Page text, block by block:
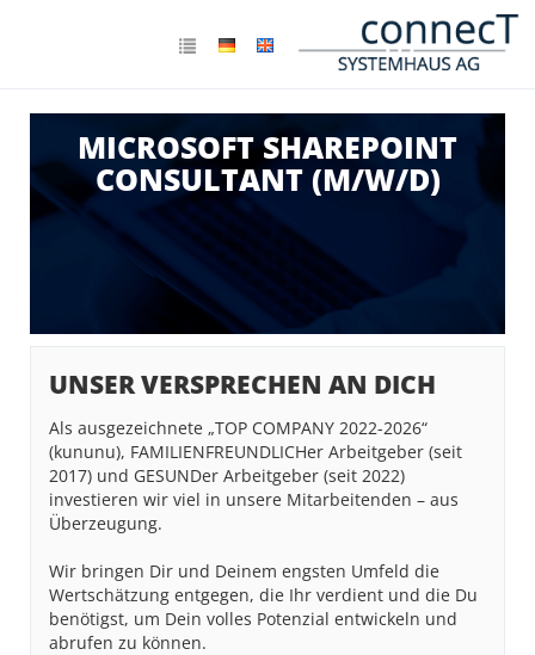
MICROSOFT SHAREPOINT
CONSULTANT (M/W/D)
UNSER VERSPRECHEN AN DICH
Als ausgezeichnete „TOP COMPANY 2022-2026“
(kununu), FAMILIENFREUNDLICHer Arbeitgeber (seit
2017) und GESUNDer Arbeitgeber (seit 2022)
investieren wir viel in unsere Mitarbeitenden – aus
Überzeugung.
Wir bringen Dir und Deinem engsten Umfeld die
Wertschätzung entgegen, die Ihr verdient und die Du
benötigst, um Dein volles Potenzial entwickeln und
abrufen zu können.